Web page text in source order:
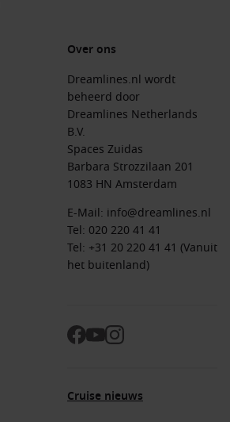
Over ons
Dreamlines.nl wordt
beheerd door
Dreamlines Netherlands
B.V.
Spaces Zuidas
Barbara Strozzilaan 201
1083 HN Amsterdam
E-Mail: info@dreamlines.nl
Tel: 020 220 41 41
Tel: +31 20 220 41 41 (Vanuit
het buitenland)
Cruise nieuws